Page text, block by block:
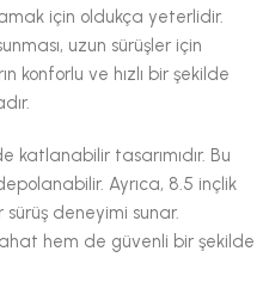
için oldukça yeterlidir.
uzun sürüşler için
konforlu ve hızlı bir şekilde
katlanabilir tasarımıdır. Bu
Ayrıca, 8.5 inçlik
deneyimi sunar.
hem de güvenli bir şekilde